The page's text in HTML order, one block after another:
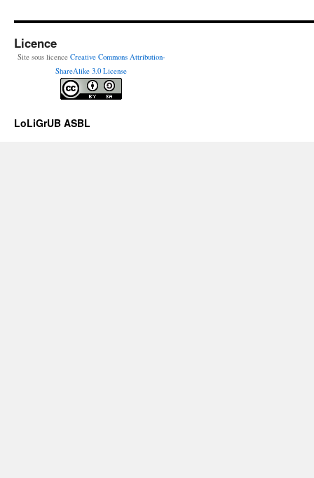
Licence
Site sous licence Creative Commons Attribution-
ShareAlike 3.0 License
LoLiGrUB ASBL